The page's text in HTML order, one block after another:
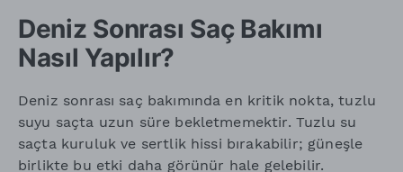
Deniz Sonrası Saç Bakımı
Nasıl Yapılır?
Deniz sonrası saç bakımında en kritik nokta, tuzlu
suyu saçta uzun süre bekletmemektir. Tuzlu su
saçta kuruluk ve sertlik hissi bırakabilir; güneşle
birlikte bu etki daha görünür hale gelebilir.